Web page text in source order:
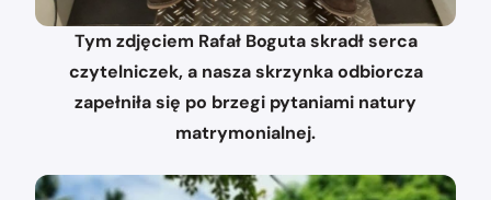
Tym zdjęciem Rafał Boguta skradł serca
czytelniczek, a nasza skrzynka odbiorcza
zapełniła się po brzegi pytaniami natury
matrymonialnej.